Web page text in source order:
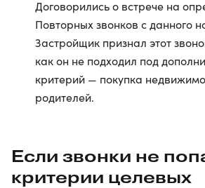
Договорились о встрече на
Повторных звонков с данного
Застройщик признал этот
как он не подходил под
критерий — покупка
родителей.
Если звонки не
критерии целевых